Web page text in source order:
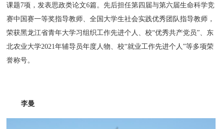
课题7项，发表思政类论文6篇。先后担任第四届与第六届生命科学竞
赛中国赛一等奖指导教师、全国大学生社会实践优秀团队指导教师，
荣获黑龙江省青年大学习组织工作先进个人、校“优秀共产党员”、东
北农业大学2021年辅导员年度人物、校“就业工作先进个人”等多项荣
誉称号。
李曼